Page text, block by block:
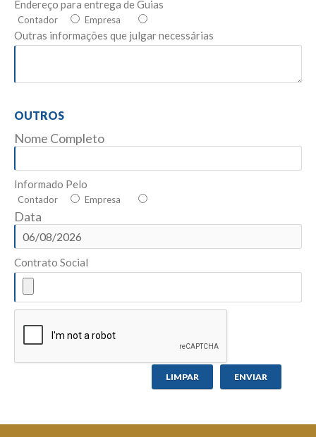
Endereço para entrega de Guias
Contador Empresa
Outras informações que julgar necessárias
OUTROS
Nome Completo
Informado Pelo
Contador Empresa
Data
Contrato Social